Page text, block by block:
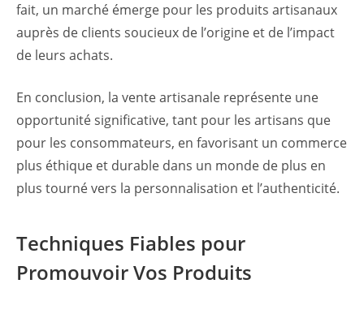
fait, un marché émerge pour les produits artisanaux
auprès de clients soucieux de l’origine et de l’impact
de leurs achats.
En conclusion, la vente artisanale représente une
opportunité significative, tant pour les artisans que
pour les consommateurs, en favorisant un commerce
plus éthique et durable dans un monde de plus en
plus tourné vers la personnalisation et l’authenticité.
Techniques Fiables pour
Promouvoir Vos Produits